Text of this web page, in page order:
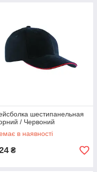
шестипанельная
/ Червоний
в наявності
₴